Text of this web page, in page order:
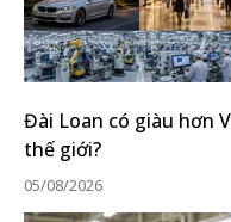
Đài Loan có giàu hơn
thế giới?
05/08/2026